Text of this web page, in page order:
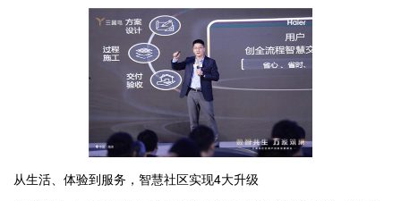
从生活、体验到服务，智慧社区实现4大升级